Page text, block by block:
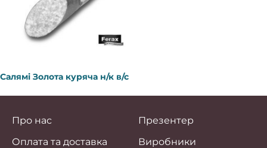
Салямі Золота куряча н/к в/с
Про нас
Оплата та доставка
Презентер
Виробники